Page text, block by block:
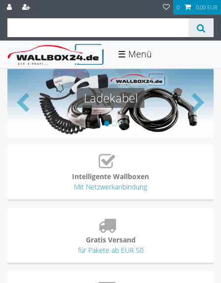
0 0,00 EUR
☰
Ladekabel
Intelligente Wallboxen
Mit Netzwerkanbindung
Gratis Versand
für Pakete ab EUR 50